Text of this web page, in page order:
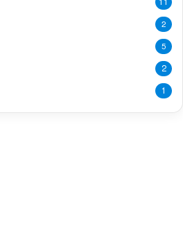
2
5
2
1